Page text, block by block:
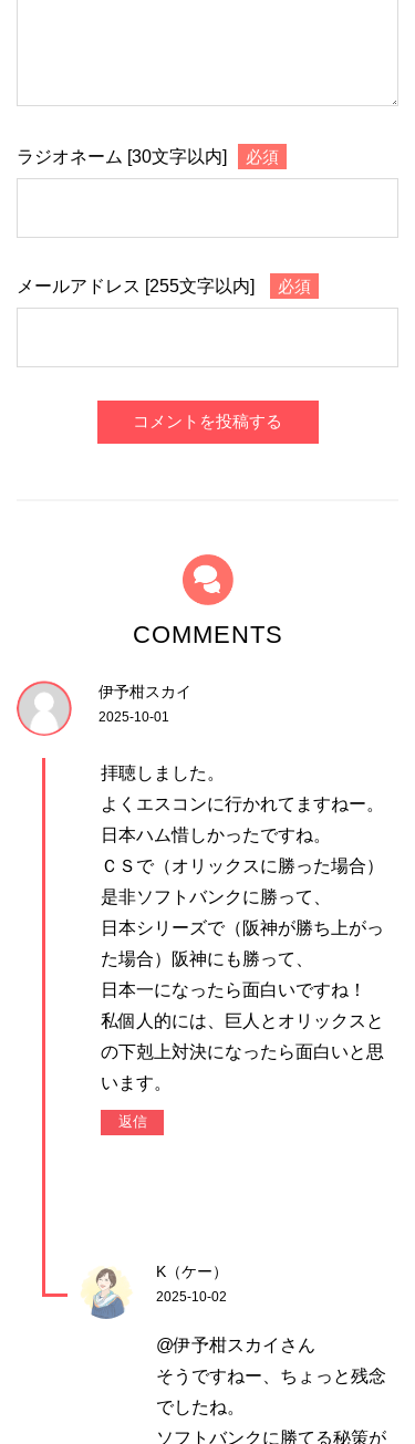
ラジオネーム [30文字以内] 必須
メールアドレス [255文字以内] 必須
コメントを投稿する
COMMENTS
伊予柑スカイ
2025-10-01
拝聴しました。
よくエスコンに行かれてますねー。
日本ハム惜しかったですね。
ＣＳで（オリックスに勝った場合）
是非ソフトバンクに勝って、
日本シリーズで（阪神が勝ち上がっ
た場合）阪神にも勝って、
日本一になったら面白いですね！
私個人的には、巨人とオリックスと
の下剋上対決になったら面白いと思
います。
返信
K（ケー）
2025-10-02
@伊予柑スカイさん
そうですねー、ちょっと残念
でしたね。
ソフトバンクに勝てる秘策が